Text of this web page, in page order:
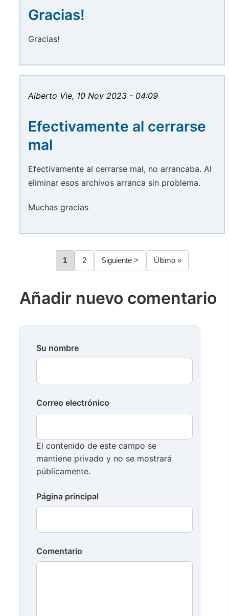
Gracias!
Gracias!
Alberto Vie, 10 Nov 2023 - 04:09
Efectivamente al cerrarse
mal
Efectivamente al cerrarse mal, no arrancaba. Al
eliminar esos archivos arranca sin problema.
Muchas gracias
Paginación
Página
1 Página
2
Siguiente
página
Siguiente >
Última
página
Último »
Añadir nuevo comentario
Su nombre
Correo electrónico
El contenido de este campo se
mantiene privado y no se mostrará
públicamente.
Página principal
Comentario